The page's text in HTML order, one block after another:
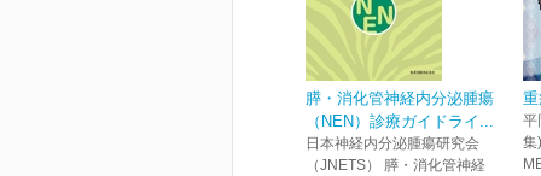
膵・消化管神経内分泌腫瘍
（NEN）診療ガイドライ...
日本神経内分泌腫瘍研究会
（JNETS） 膵・消化管神経
平
集